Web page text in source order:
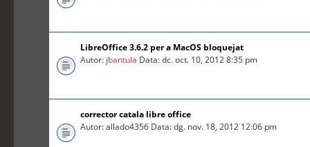
LibreOffice 3.6.2 per a MacOS bloquejat
Autor: jbantula Data: dc. oct. 10, 2012 8:35 pm
corrector catala libre office
Autor: allado4356 Data: dg. nov. 18, 2012 12:06 pm